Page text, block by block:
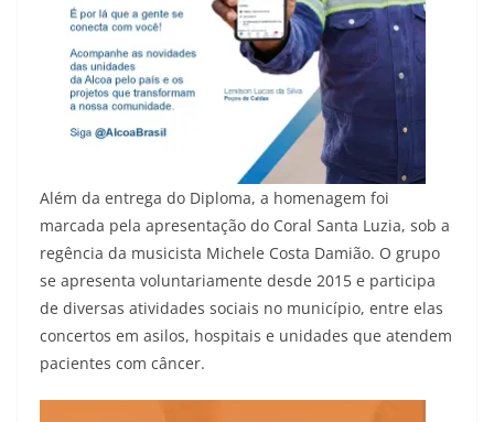
Além da entrega do Diploma, a homenagem foi
marcada pela apresentação do Coral Santa Luzia, sob a
regência da musicista Michele Costa Damião. O grupo
se apresenta voluntariamente desde 2015 e participa
de diversas atividades sociais no município, entre elas
concertos em asilos, hospitais e unidades que atendem
pacientes com câncer.